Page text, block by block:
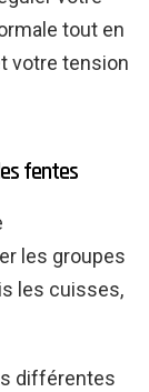
tout en
votre tension
fentes
les groupes
les cuisses,
différentes